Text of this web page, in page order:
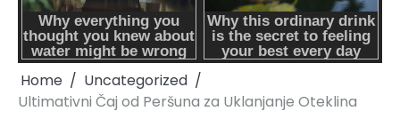
Home
Uncategorized
Ultimativni Čaj od Peršuna za Uklanjanje Oteklina